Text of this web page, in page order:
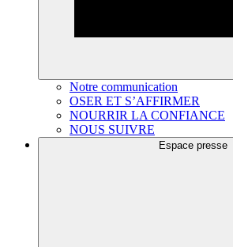
Notre communication
OSER ET S’AFFIRMER
NOURRIR LA CONFIANCE
NOUS SUIVRE
Espace presse